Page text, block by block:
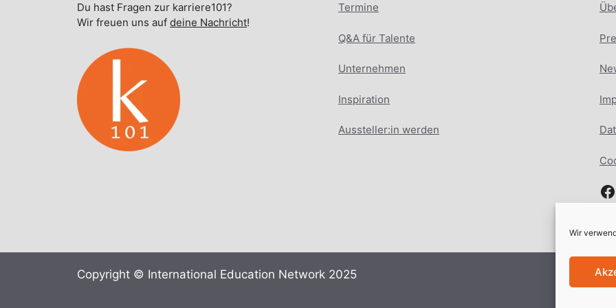
Wir
Du hast Fragen zur karriere101?
Wir freuen uns auf deine Nachricht!
Termine
Q&A für Talente
Unternehmen
Inspiration
Aussteller:in werden
Copyright © International Education Network 2025